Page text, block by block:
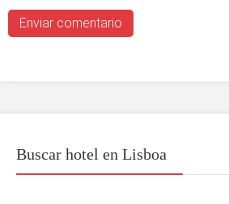
Buscar hotel en Lisboa